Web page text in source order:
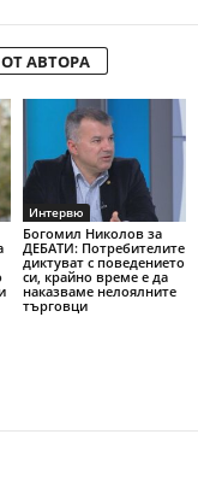
АВТОРА
Интервю
Богомил Николов за
ДЕБАТИ: Потребителите
диктуват с поведението
си, крайно време е да
наказваме нелоялните
търговци